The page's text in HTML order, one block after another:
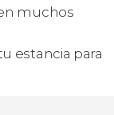
muchos
estancia para